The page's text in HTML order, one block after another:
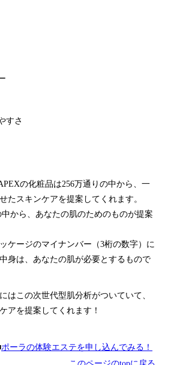
すさ
の化粧品は256万通りの中から、一
たスキンケアを提案してくれます。
中から、あなたの肌のためのものが提案
ケージのマイナンバー（3桁の数字）に
身は、あなたの肌が必要とするもので
はこの次世代型肌分析がついていて、
アを提案してくれます！
ポーラの体験エステを申し込んでみる！